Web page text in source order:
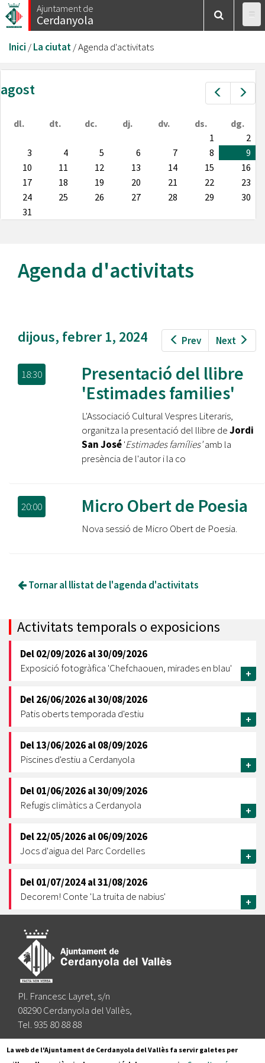
Vés
al
Ajuntament de
Cerdanyola
Esteu
aquí
Inici /La ciutat/Agenda d'activitats
Prev
agost
dl. dt. dc. dj. dv. ds.
dg.
1
2
3
4 5 6 7 8
9
10
11 12 13 14 15
16
17
18 19 20 21 22
23
24
25 26 27 28 29
30
31
Agenda d'activitats
Prev Next
dijous, febrer 1, 2024
18:30
Presentació del llibre
'Estimades families'
L'Associació Cultural Vespres Literaris,
organitza la presentació del llibre deJordi
San José'Estimades famílies'amb la
presència de l'autor i la co
20:00 Micro Obert de Poesia
Nova sessió de Micro Obert de Poesia.
Tornar al llistat de l'agenda d'activitats
Activitats temporals o exposicions
Del02/09/2026al30/09/2026
Exposició fotogràfica 'Chefchaouen, mirades en blau'
+
Del26/06/2026al30/08/2026
Patis oberts temporada d'estiu
+
Del13/06/2026al08/09/2026
Piscines d'estiu a Cerdanyola
+
Del01/06/2026al30/09/2026
Refugis climàtics a Cerdanyola
+
Del22/05/2026al06/09/2026
Jocs d'aigua del Parc Cordelles
+
Del01/07/2024al31/08/2026
Decorem! Conte 'La truita de nabius'
+
Pl. Francesc Layret, s/n
08290 Cerdanyola del Vallès,
Tel. 935 80 88 88
Segueix-nos a:
La web de l'Ajuntament de Cerdanyola del Vallès fa servir galetes per